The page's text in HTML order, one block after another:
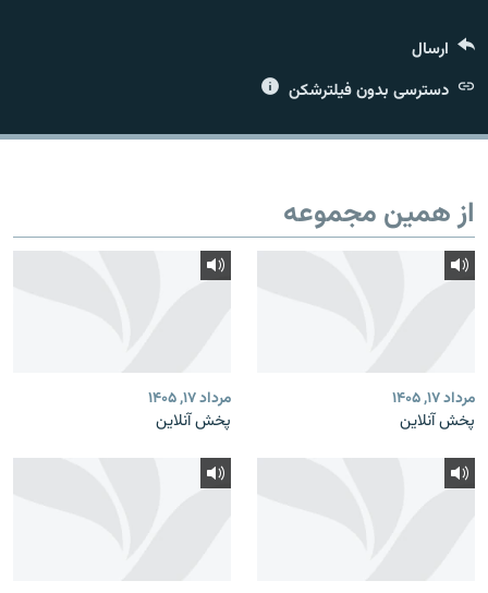
زبان‌های دیگر
ارسال
دسترسی بدون فیلترشکن
از همین مجموعه
مرداد ۱۷, ۱۴۰۵
پخش آنلاین
مرداد ۱۷, ۱۴۰۵
پخش آنلاین